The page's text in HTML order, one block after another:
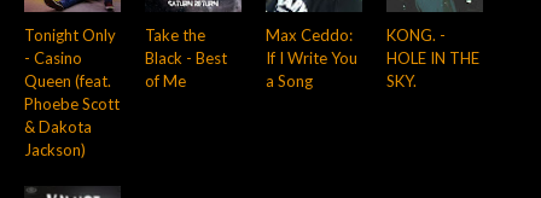
Tonight Only
- Casino
Queen (feat.
Phoebe Scott
& Dakota
Jackson)
Take the
Black - Best
of Me
Max Ceddo:
If I Write You
a Song
KONG. -
HOLE IN THE
SKY.